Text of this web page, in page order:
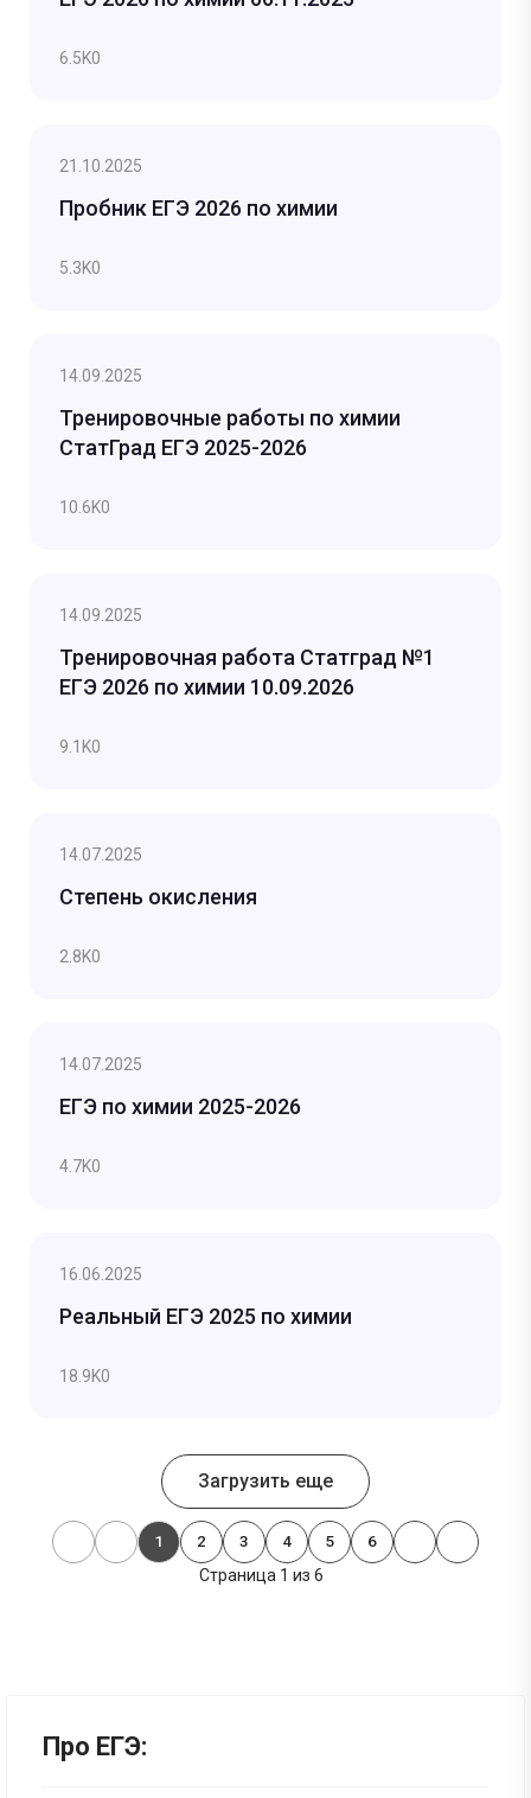
6.5K0
21.10.2025
Пробник ЕГЭ 2026 по химии
5.3K0
14.09.2025
Тренировочные работы по химии
СтатГрад ЕГЭ 2025-2026
10.6K0
14.09.2025
Тренировочная работа Статград №1
ЕГЭ 2026 по химии 10.09.2026
9.1K0
14.07.2025
Степень окисления
2.8K0
14.07.2025
ЕГЭ по химии 2025-2026
4.7K0
16.06.2025
Реальный ЕГЭ 2025 по химии
18.9K0
Загрузить еще
1 2 3 4 5
6
Страница 1 из 6
Про ЕГЭ: